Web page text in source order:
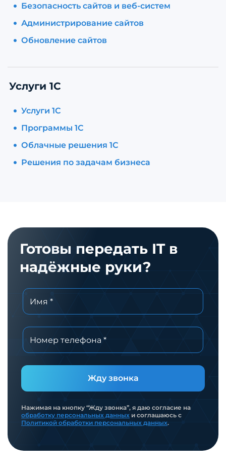
Безопасность сайтов и веб-систем
Администрирование сайтов
Обновление сайтов
Услуги 1С
Услуги 1С
Программы 1С
Облачные решения 1С
Решения по задачам бизнеса
Готовы передать IT в
надёжные руки?
Жду звонка
Нажимая на кнопку “Жду звонка”, я даю согласие на
обработку персональных данных и соглашаюсь с
Политикой обработки персональных данных.